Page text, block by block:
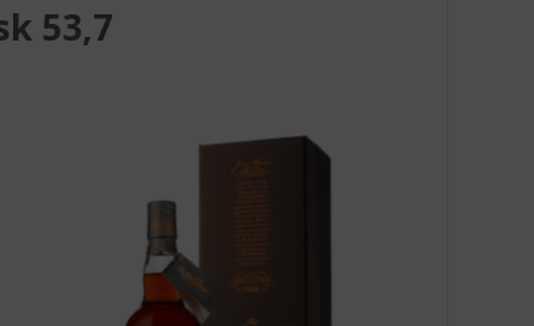
53,7